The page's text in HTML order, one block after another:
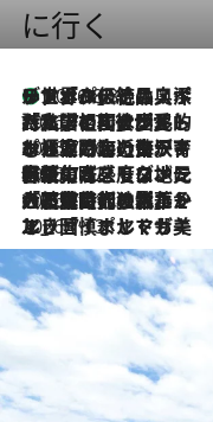
に行く
2026.8.8
リスボンの絶品スイーツ「パステル・デ・ナタ」とは？ポルトガル伝統の奥深い世界へ
2026.7.27
「私の祖国はポルトガル語です」国民的詩人フェルナンド・ペソアと、彼が愛した文学の街を歩く
2026.7.26
ポルトガル近海が育む極上の海の幸。キリリと冷えた白ワインと愉しむ、シーフード専門店の贅沢
2026.7.22
伝統の味をモダンに昇華。高感度な地元客が集う、リスボンの最旬ガストロノミー
2026.7.21
大航海時代の栄華から、震災、独裁、そして革命へ。ポルトガル・首都リスボンの石畳に刻まれた「歴史の光と影」
2026.7.13
エッセイ・ヤマザキマリ「慎ましくも美しき国 ポルトガル」